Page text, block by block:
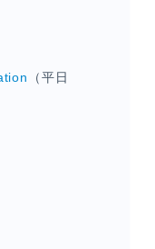
（平日